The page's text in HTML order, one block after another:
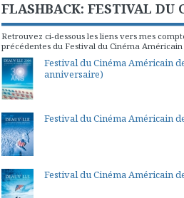
FLASHBACK: FESTIVAL DU
Retrouvez ci-dessous les liens vers mes
précédentes du Festival du Cinéma
Festival du Cinéma Américain
anniversaire)
Festival du Cinéma Américain
Festival du Cinéma Américain